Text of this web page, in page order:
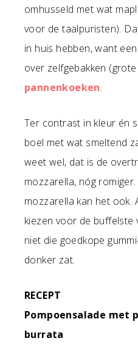
omhusseld met wat
voor de taalpuristen).
in huis hebben, want
over zelfgebakken
pannenkoeken.
Ter contrast in kleur én
boel met wat smeltend
weet wel, dat is de
mozzarella, nóg
mozzarella kan het ook.
kiezen voor de buffelste
niet die goedkope
donker zat.
RECEPT
Pompoensalade met
burrata